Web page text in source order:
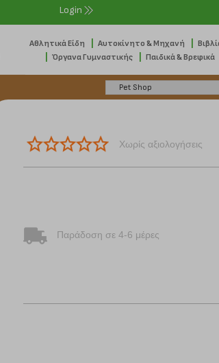
Login
Αθλητικά Είδη Αυτοκίνητο & Μηχανή
Όργανα Γυμναστικής Παιδικά & Βρεφικά
Χωρίς αξιολογήσεις
Παράδοση σε 4-6 μέρες